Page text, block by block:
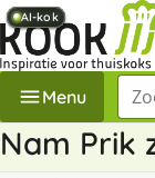
Menu
Nam Prik
AI-kok
AI-kok
AI-kok
AI-kok
AI-kok
AI-kok